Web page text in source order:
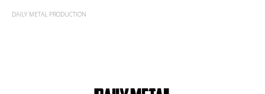
DAILY METAL PRODUCTION